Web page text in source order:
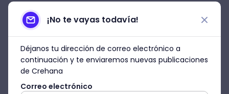
un compartimiento muy similar a la
cámara oscura.
Antes de continuar con nuestro recorrido
sobre la historia del video mapping, ¿qué te
en el siglo XIX para conocer aLoïe Fuller
¡No te vayas todavía!
Déjanos tu dirección de correo electrónico a
continuación y te enviaremos nuevas publicaciones
de Crehana
Correo electrónico